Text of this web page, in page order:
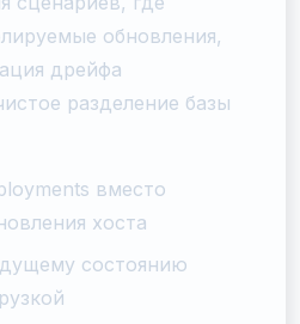
обновления,
дрейфа
разделение базы
вместо
хоста
состоянию